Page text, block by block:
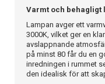
Varmt och behagligt
Lampan avger ett
3000K, vilket ger en
avslappnande
på minst 80 får du en
inredningen i rummet
den idealisk för att